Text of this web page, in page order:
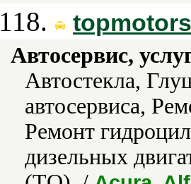
118. topmotors
Автосервис,
Автостекла,
автосервиса,
Ремонт
дизельных